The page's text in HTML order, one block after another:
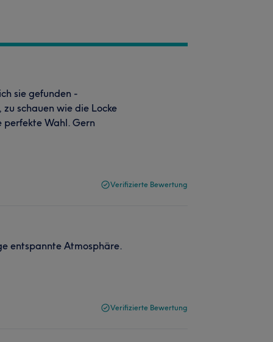
sie gefunden -
schauen wie die Locke
Wahl. Gern
Verifizierte Bewertung
entspannte Atmosphäre.
Verifizierte Bewertung